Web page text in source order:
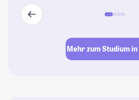
Mehr zum Studium